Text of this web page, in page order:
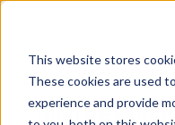
This website stores
These cookies are used
experience and provide
Blog de